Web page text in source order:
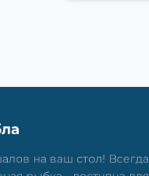
на ваш стол! Всегда